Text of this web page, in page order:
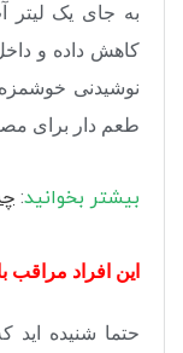
به جای یک لیتر
کاهش داده و
نوشیدنی
طعم دار برای
بیشتر بخوانید:
این افراد مراقب
حتما شنیده اید